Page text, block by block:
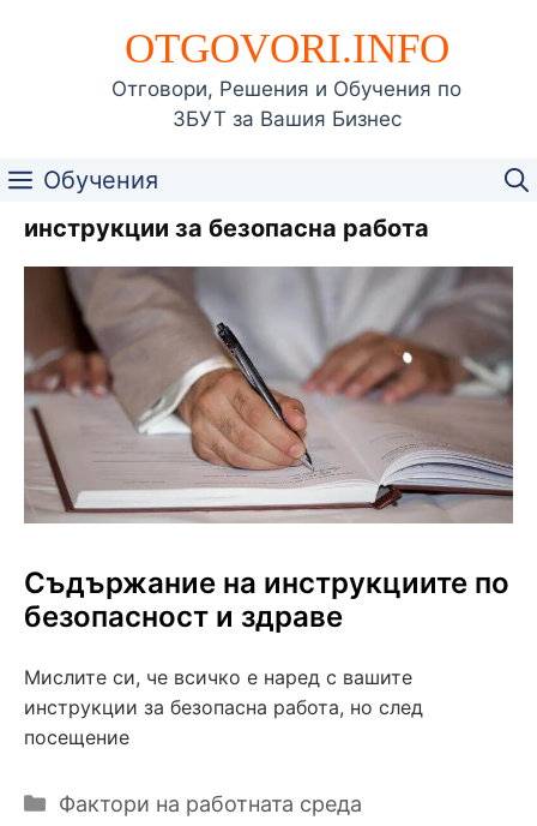
съдържаниетоOTGOVORI.INFO
Отговори, Решения и Обучения по
ЗБУТ за Вашия Бизнес
Обучения
инструкции за безопасна работа
Съдържание на инструкциите по
безопасност и здраве
Мислите си, че всичко е наред с вашите
инструкции за безопасна работа, но след
посещение
Категории
Фактори на работната среда